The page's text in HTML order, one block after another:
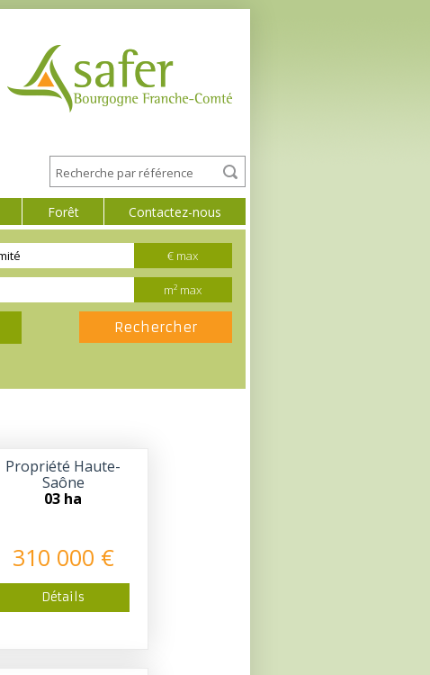
Forêt Contactez-nous
€ max
m² max
Propriété Haute-
Saône
03 ha
310 000 €
Détails